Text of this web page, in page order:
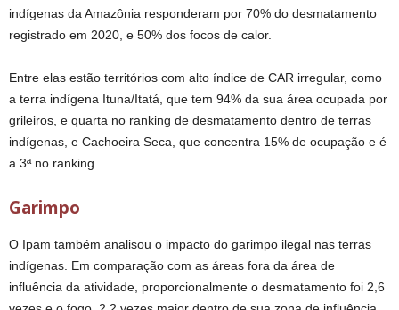
indígenas da Amazônia responderam por 70% do desmatamento
registrado em 2020, e 50% dos focos de calor.
Entre elas estão territórios com alto índice de CAR irregular, como
a terra indígena Ituna/Itatá, que tem 94% da sua área ocupada por
grileiros, e quarta no ranking de desmatamento dentro de terras
indígenas, e Cachoeira Seca, que concentra 15% de ocupação e é
a 3ª no ranking.
Garimpo
O Ipam também analisou o impacto do garimpo ilegal nas terras
indígenas. Em comparação com as áreas fora da área de
influência da atividade, proporcionalmente o desmatamento foi 2,6